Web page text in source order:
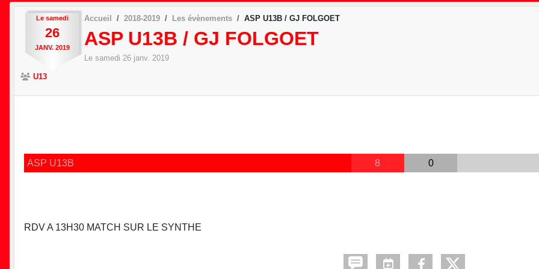
Le samedi
26
JANV. 2019
Accueil 2018-2019 Les évènements ASP U13B / GJ FOLGOET
ASP U13B / GJ FOLGOET
Le samedi 26 janv. 2019
U13
ASP U13B 8 0
RDV A 13H30 MATCH SUR LE SYNTHE